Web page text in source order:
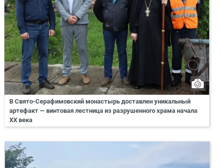
В Свято-Серафимовский монастырь доставлен уникальный
артефакт — винтовая лестница из разрушенного храма начала
XX века